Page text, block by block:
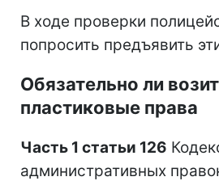
В ходе проверки
попросить предъявить
Обязательно ли
пластиковые права
Часть 1 статьи 126
административных